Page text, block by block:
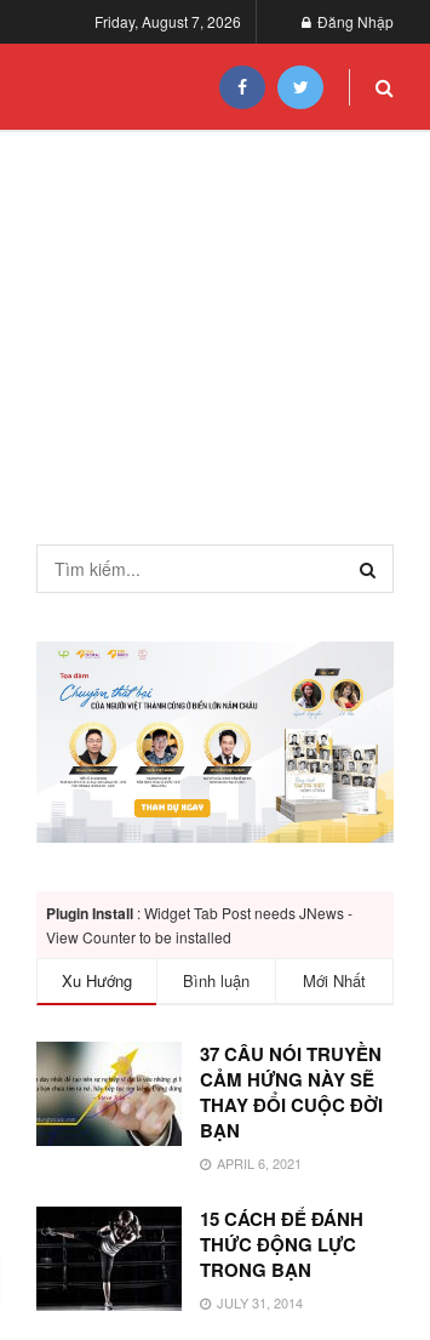
Friday, August 7, 2026 Đăng Nhập
Plugin Install : Widget Tab Post needs JNews -
View Counter to be installed
Xu Hướng Bình luận Mới Nhất
37 CÂU NÓI TRUYỀN
CẢM HỨNG NÀY SẼ
THAY ĐỔI CUỘC ĐỜI
BẠN
APRIL 6, 2021
15 CÁCH ĐỂ ĐÁNH
THỨC ĐỘNG LỰC
TRONG BẠN
JULY 31, 2014